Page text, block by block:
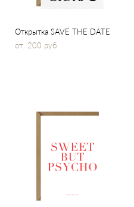
Открытка SAVE THE DATE
от 200 pуб.